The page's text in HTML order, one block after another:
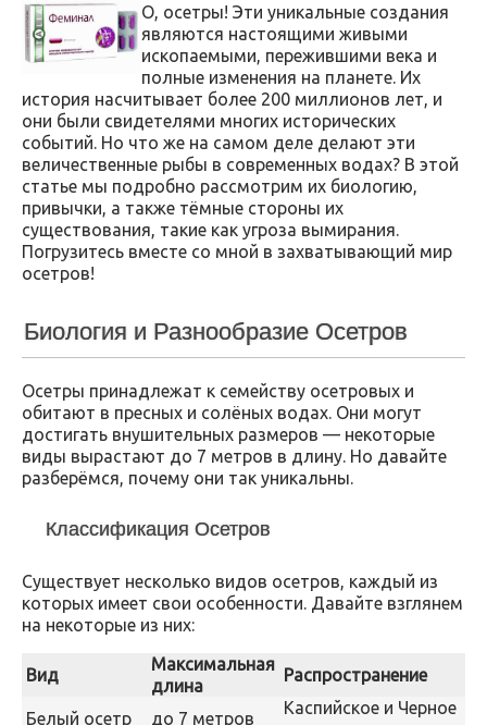
О, осетры! Эти уникальные создания
являются настоящими живыми
ископаемыми, пережившими века и
полные изменения на планете. Их
история насчитывает более 200 миллионов лет, и
они были свидетелями многих исторических
событий. Но что же на самом деле делают эти
величественные рыбы в современных водах? В этой
статье мы подробно рассмотрим их биологию,
привычки, а также тёмные стороны их
существования, такие как угроза вымирания.
Погрузитесь вместе со мной в захватывающий мир
осетров!
Биология и Разнообразие Осетров
Осетры принадлежат к семейству осетровых и
обитают в пресных и солёных водах. Они могут
достигать внушительных размеров — некоторые
виды вырастают до 7 метров в длину. Но давайте
разберёмся, почему они так уникальны.
Классификация Осетров
Существует несколько видов осетров, каждый из
которых имеет свои особенности. Давайте взглянем
на некоторые из них:
Вид
Максимальная
длина
Распространение
Белый осетр до 7 метров
Каспийское и Черное